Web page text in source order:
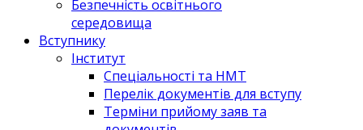
Безпечність освітнього
середовища
Вступнику
Інститут
Спеціальності та НМТ
Перелік документів для вступу
Терміни прийому заяв та